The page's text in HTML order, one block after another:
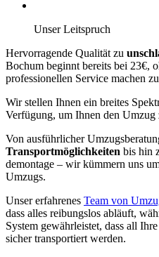
Unser Leitspruch
Hervorragende Qualität zu
Bochum beginnt bereits bei 23€,
professionellen Service machen
Wir stellen Ihnen ein breites
Verfügung, um Ihnen den Umzug
Von ausführlicher
Transportmöglichkeiten bis hin
demontage – wir kümmern uns
Umzugs.
Unser erfahrenes Team von
dass alles reibungslos abläuft,
System gewährleistet, dass all
sicher transportiert werden.